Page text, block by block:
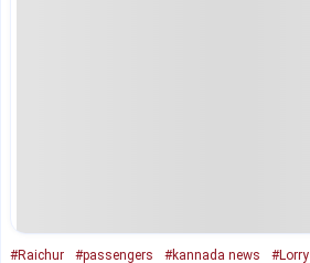
#Raichur #passengers #kannada news #Lorry